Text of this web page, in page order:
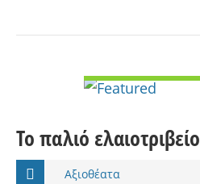
Το παλιό ελαιοτριβείο
Αξιοθέατα